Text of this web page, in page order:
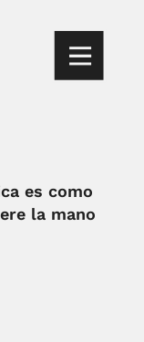
es como
la mano